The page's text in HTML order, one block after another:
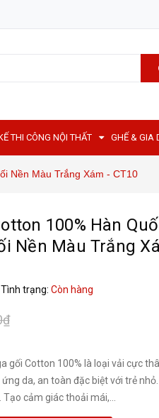
THI CÔNG NỘI THẤT GHẾ & GIA
Nền Màu Trắng Xám - CT10
100% Hàn
Nền Màu Trắng
trạng: Còn hàng
gối Cotton 100% là loại vải cực
da, an toàn đặc biệt với trẻ
cảm giác thoải mái,...